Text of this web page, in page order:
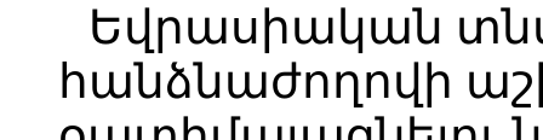
Եվրասիական
հանձնաժողովի